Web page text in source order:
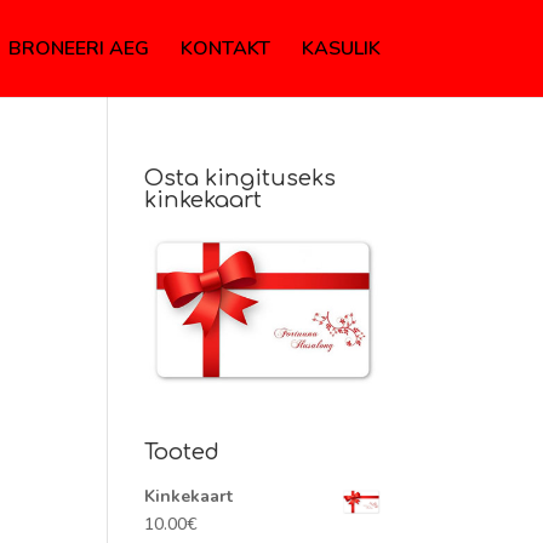
BRONEERI AEG KONTAKT KASULIK
Osta kingituseks
kinkekaart
Tooted
Kinkekaart
10.00€